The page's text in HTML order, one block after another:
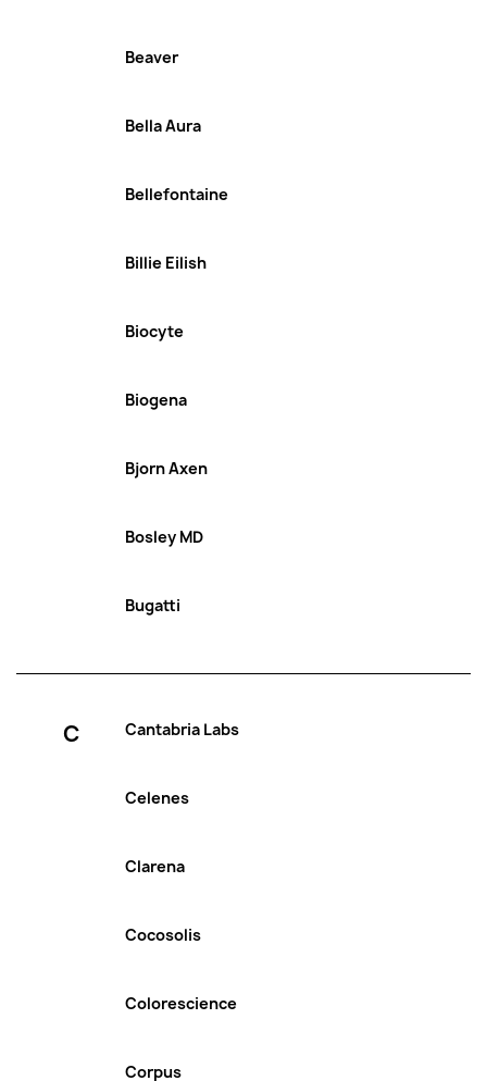
Beaver
Bella Aura
Bellefontaine
Billie Eilish
Biocyte
Biogena
Bjorn Axen
Bosley MD
Bugatti
C Cantabria Labs
Celenes
Clarena
Cocosolis
Colorescience
Corpus